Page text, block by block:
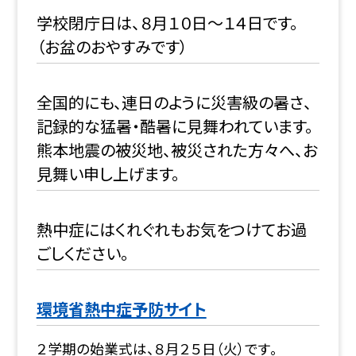
学校閉庁日は、８月１０日〜１４日です。
（お盆のおやすみです）
全国的にも、連日のように災害級の暑さ、
記録的な猛暑・酷暑に見舞われています。
熊本地震の被災地、被災された方々へ、お
見舞い申し上げます。
熱中症にはくれぐれもお気をつけてお過
ごしください。
環境省熱中症予防サイト
２学期の始業式は、８月２５日（火）です。